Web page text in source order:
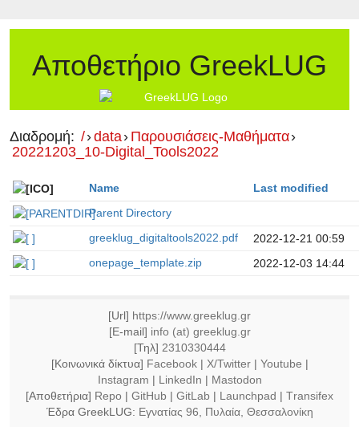
Αποθετήριο GreekLUG
Διαδρομή: /›data› Παρουσιάσεις-Μαθήματα›
20221203_10-Digital_Tools2022
Name
Last modified
Parent Directory
greeklug_digitaltools2022.pdf
2022-12-21 00:59
onepage_template.zip
2022-12-03 14:44
[Url] https://www.greeklug.gr
[E-mail] info (at) greeklug.gr
[Τηλ] 2310330444
[Κοινωνικά δίκτυα] Facebook| X/Twitter| Youtube |
Instagram | LinkedIn | Mastodon
[Αποθετήρια] Repo | GitHub | GitLab | Launchpad | Τransifex
Έδρα GreekLUG: Εγνατίας 96, Πυλαία, Θεσσαλονίκη